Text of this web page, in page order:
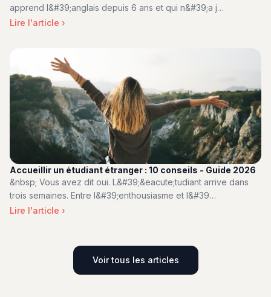
apprend l&#39;anglais depuis 6 ans et qui n&#39;a j…
Lire l'article ›
Accueillir un étudiant étranger : 10 conseils - Guide 2026
&nbsp; Vous avez dit oui. L&#39;&eacute;tudiant arrive dans
trois semaines. Entre l&#39;enthousiasme et l&#39…
Lire l'article ›
Voir tous les articles